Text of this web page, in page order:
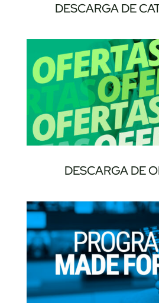
DESCARGA DE
DESCARGA DE